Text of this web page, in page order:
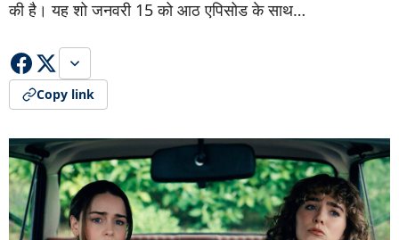
की है। यह शो जनवरी 15 को आठ एपिसोड के साथ…
Copy link